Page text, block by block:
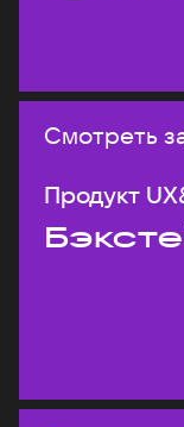
Смотреть
Продукт